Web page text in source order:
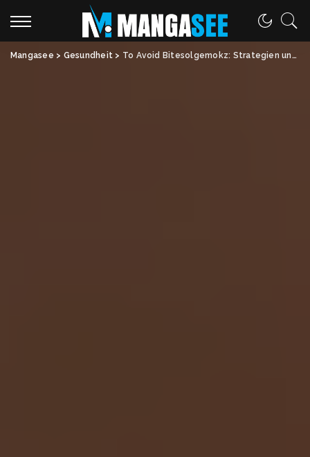
Mangasee > Gesundheit > To Avoid Bitesolgemokz: Strategien und Lösungen erklärt